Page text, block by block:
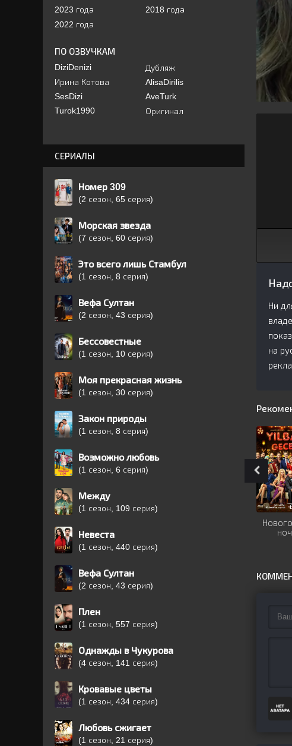
Ни
на
2023 года
2022 года
2018 года
ПО ОЗВУЧКАМ
DiziDenizi
Ирина Котова
SesDizi
Turok1990
Дубляж
AlisaDirilis
AveTurk
Оригинал
СЕРИАЛЫ
Номер 309
(2 сезон, 65 серия)
Морская звезда
(7 сезон, 60 серия)
Это всего лишь Стамбул
(1 сезон, 8 серия)
Вефа Султан
(2 сезон, 43 серия)
Бессовестные
(1 сезон, 10 серия)
Моя прекрасная жизнь
(1 сезон, 30 серия)
Закон природы
(1 сезон, 8 серия)
Возможно любовь
(1 сезон, 6 серия)
Между
(1 сезон, 109 серия)
Невеста
(1 сезон, 440 серия)
Вефа Султан
(2 сезон, 43 серия)
Плен
(1 сезон, 557 серия)
Однажды в Чукурова
(4 сезон, 141 серия)
Кровавые цветы
(1 сезон, 434 серия)
Любовь сжигает
(1 сезон, 21 серия)